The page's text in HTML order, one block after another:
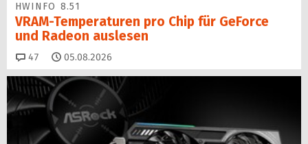
HWINFO 8.51
VRAM-Temperaturen pro Chip für GeForce
und Radeon auslesen
47 Kommentare
05.08.2026